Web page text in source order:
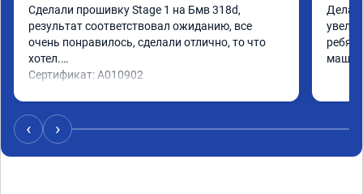
Сделали прошивку Stage 1 на Бмв 318d,
результат соответствовал ожиданию, все
очень понравилось, сделали отлично, то что
хотел.
Сертификат: A010902
‹ ›